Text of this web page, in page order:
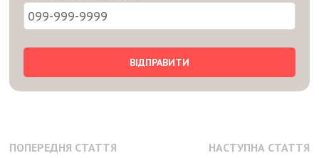
Навігація
ПОПЕРЕДНЯ СТАТТЯ НАСТУПНА СТАТТЯ